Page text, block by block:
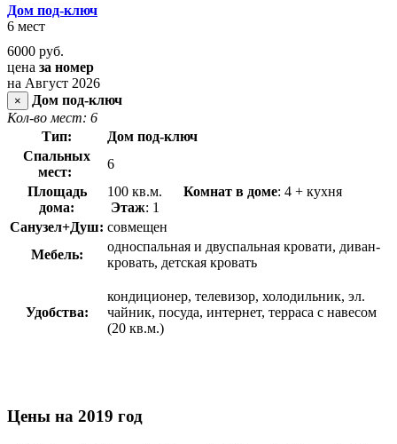
Дом под-ключ
6 мест
6000 руб.
цена за номер
на Август 2026
×
Дом под-ключ
Кол-во мест: 6
Тип:
Дом под-ключ
Спальных
мест:
6
Площадь
дома:
100 кв.м. Комнат в доме: 4 + кухня
Этаж: 1
Санузел+Душ: совмещен
Мебель:
односпальная и двуспальная кровати, диван-
кровать, детская кровать
Удобства:
кондиционер, телевизор, холодильник, эл.
чайник, посуда, интернет, терраса с навесом
(20 кв.м.)
Цены на 2019 год